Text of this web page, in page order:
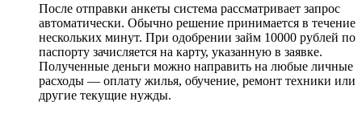
После отправки анкеты система рассматривает запрос
автоматически. Обычно решение принимается в течение
нескольких минут. При одобрении займ 10000 рублей по
паспорту зачисляется на карту, указанную в заявке.
Полученные деньги можно направить на любые личные
расходы — оплату жилья, обучение, ремонт техники или
другие текущие нужды.